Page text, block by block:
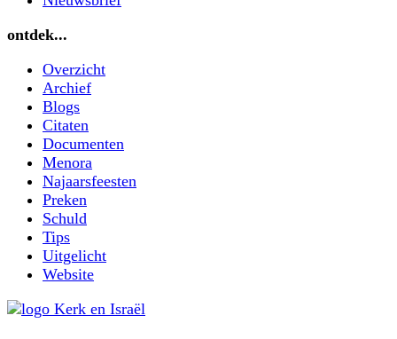
ontdek...
Overzicht
Archief
Blogs
Citaten
Documenten
Menora
Najaarsfeesten
Preken
Schuld
Tips
Uitgelicht
Website